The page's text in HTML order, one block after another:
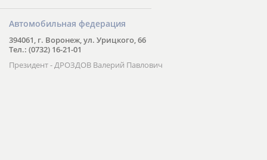
Автомобильная федерация
394061, г. Воронеж, ул. Урицкого, 66
Тел.: (0732) 16-21-01
Президент - ДРОЗДОВ Валерий Павлович